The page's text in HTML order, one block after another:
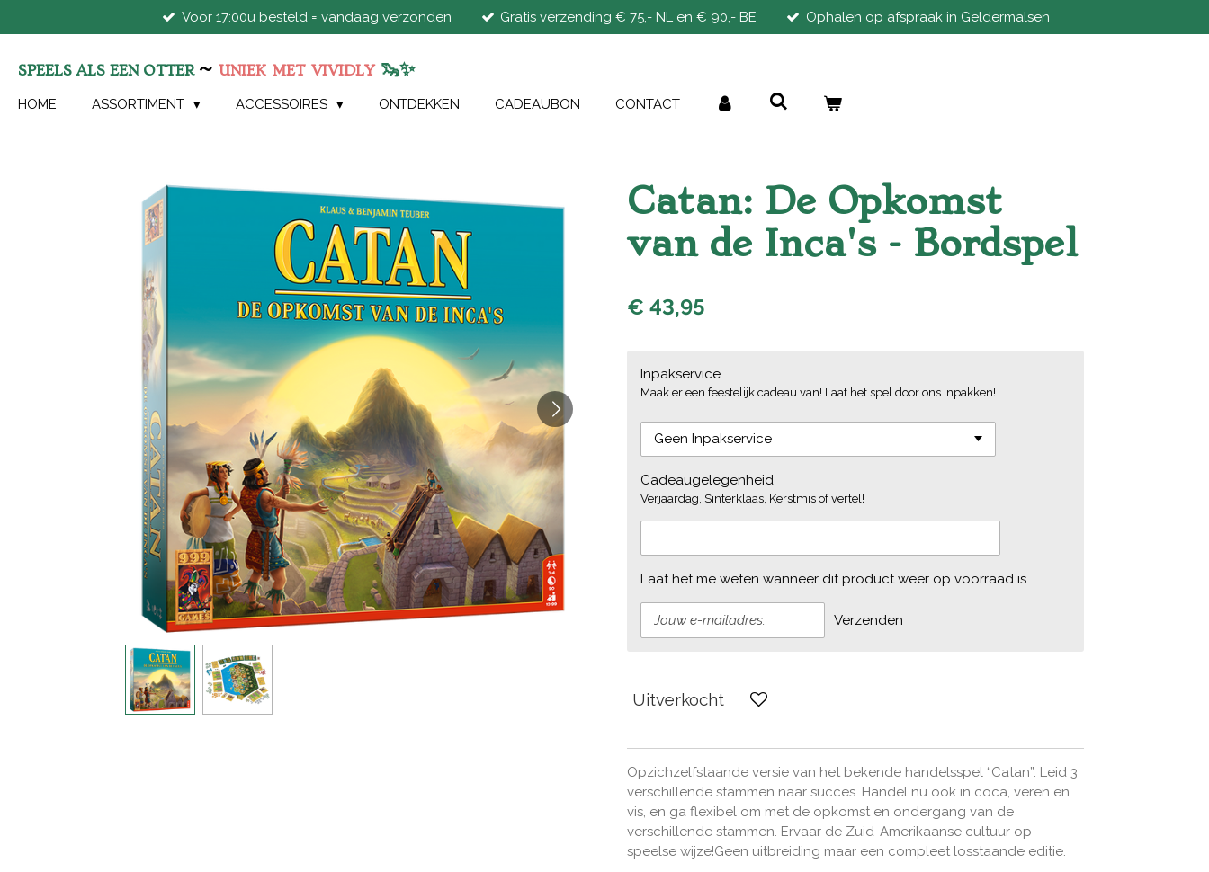
direct
de
hoofdinhoud
Voor 17:00u besteld = vandaag verzonden Gratis verzending € 75,- NL en € 90,- BE Ophalen op afspraak in Geldermalsen
SPEELS ALS EEN OTTER ~ UNIEK MET VIVIDLY 🦦✨
HOME ASSORTIMENT ACCESSOIRES ONTDEKKEN CADEAUBON CONTACT
Catan: De Opkomst
van de Inca's - Bordspel
€ 43,95
Inpakservice
Maak er een feestelijk cadeau van! Laat het spel door ons inpakken!
Cadeaugelegenheid
Verjaardag, Sinterklaas, Kerstmis of vertel!
Laat het me weten wanneer dit product weer op voorraad is.
Verzenden
Uitverkocht
Opzichzelfstaande versie van het bekende handelsspel “Catan”. Leid 3
verschillende stammen naar succes. Handel nu ook in coca, veren en
vis, en ga flexibel om met de opkomst en ondergang van de
verschillende stammen. Ervaar de Zuid-Amerikaanse cultuur op
speelse wijze!Geen uitbreiding maar een compleet losstaande editie.